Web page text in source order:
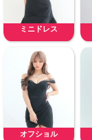
ミニドレス
オフショル